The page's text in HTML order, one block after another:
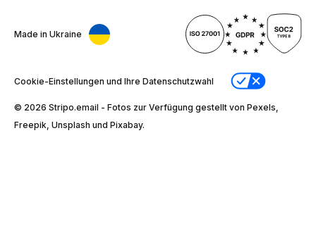
Made in Ukraine
Cookie-Einstellungen und Ihre Datenschutzwahl
© 2026 Stripо.email - Fotos zur Verfügung gestellt von Pexels,
Freepik, Unsplash und Pixabay.